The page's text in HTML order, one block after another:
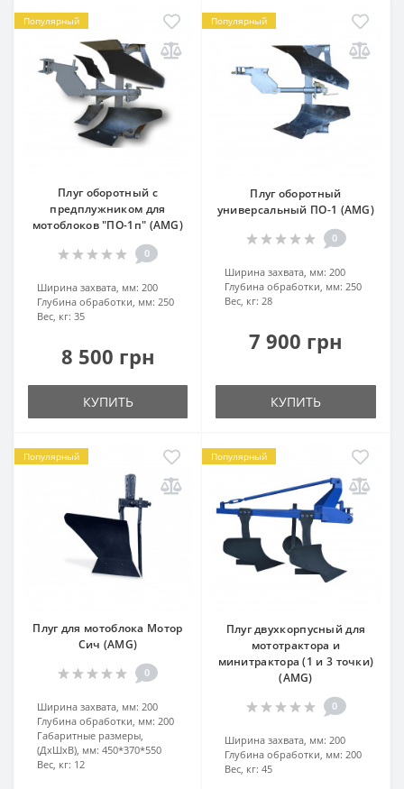
Популярный
Плуг оборотный с
предплужником для
мотоблоков "ПО-1п" (AMG)
0
Ширина захвата, мм: 200
Глубина обработки, мм: 250
Вес, кг: 35
8 500 грн
КУПИТЬ
Популярный
Плуг оборотный
универсальный ПО-1 (AMG)
0
Ширина захвата, мм: 200
Глубина обработки, мм: 250
Вес, кг: 28
7 900 грн
КУПИТЬ
Популярный
Плуг для мотоблока Мотор
Сич (AMG)
0
Ширина захвата, мм: 200
Глубина обработки, мм: 200
Габаритные размеры,
(ДхШхВ), мм: 450*370*550
Вес, кг: 12
Популярный
Плуг двухкорпусный для
мототрактора и
минитрактора (1 и 3 точки)
(AMG)
0
Ширина захвата, мм: 200
Глубина обработки, мм: 200
Вес, кг: 45